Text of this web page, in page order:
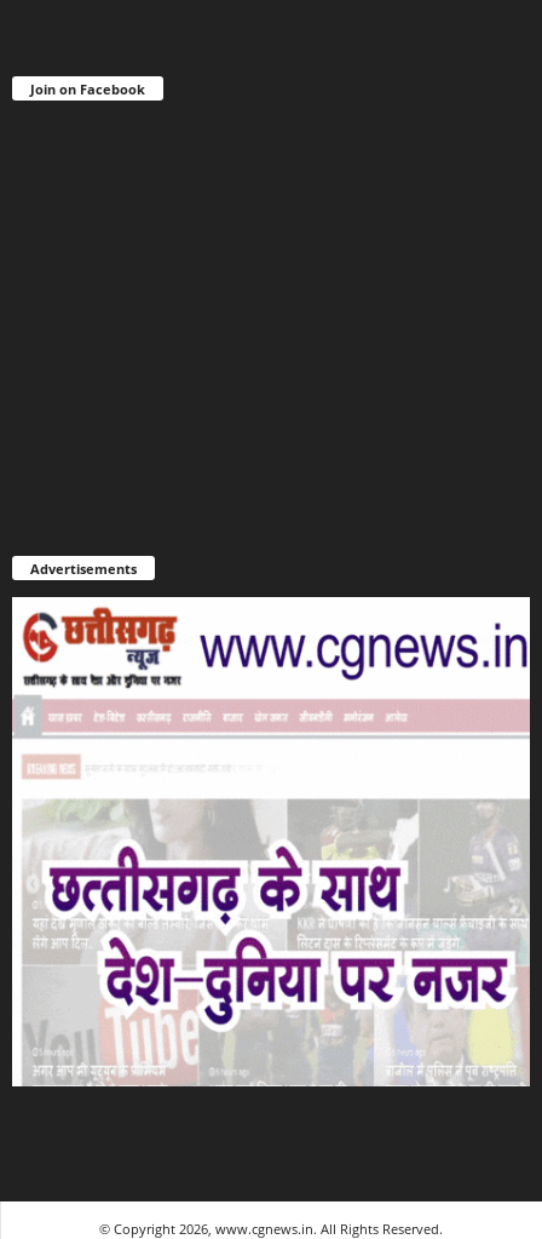
Join on Facebook
Advertisements
© Copyright 2026, www.cgnews.in. All Rights Reserved.